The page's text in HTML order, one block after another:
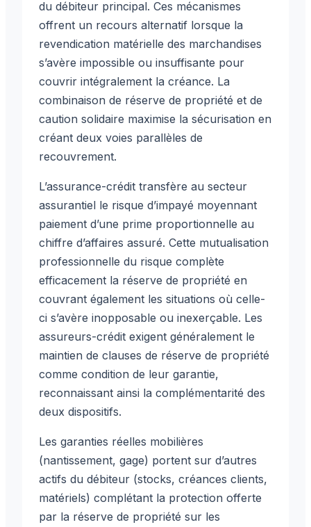
du débiteur principal. Ces mécanismes
offrent un recours alternatif lorsque la
revendication matérielle des marchandises
s’avère impossible ou insuffisante pour
couvrir intégralement la créance. La
combinaison de réserve de propriété et de
caution solidaire maximise la sécurisation en
créant deux voies parallèles de
recouvrement.
L’assurance-crédit transfère au secteur
assurantiel le risque d’impayé moyennant
paiement d’une prime proportionnelle au
chiffre d’affaires assuré. Cette mutualisation
professionnelle du risque complète
efficacement la réserve de propriété en
couvrant également les situations où celle-
ci s’avère inopposable ou inexerçable. Les
assureurs-crédit exigent généralement le
maintien de clauses de réserve de propriété
comme condition de leur garantie,
reconnaissant ainsi la complémentarité des
deux dispositifs.
Les garanties réelles mobilières
(nantissement, gage) portent sur d’autres
actifs du débiteur (stocks, créances clients,
matériels) complétant la protection offerte
par la réserve de propriété sur les